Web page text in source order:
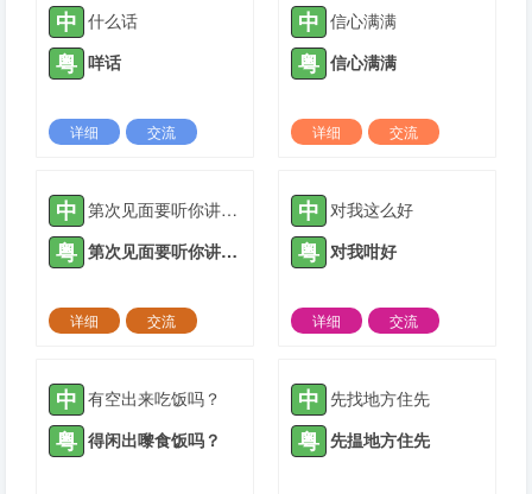
中 什么话
粤 咩话
详细
交流
中 信心满满
粤 信心满满
详细
交流
中 第次见面要听你讲开心嘅事
粤 第次见面要听你讲开心嘅事
详细
交流
中 对我这么好
粤 对我咁好
详细
交流
中 有空出来吃饭吗？
粤 得闲出嚟食饭吗？
中 先找地方住先
粤 先揾地方住先